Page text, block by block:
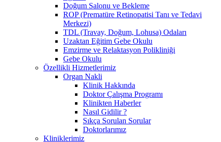
Doğum Salonu ve Bekleme
ROP (Prematüre Retinopatisi Tanı ve Tedavi
Merkezi)
TDL (Travay, Doğum, Lohusa) Odaları
Uzaktan Eğitim Gebe Okulu
Emzirme ve Relaktasyon Polikliniği
Gebe Okulu
Özellikli Hizmetlerimiz
Organ Nakli
Klinik Hakkında
Doktor Çalışma Programı
Klinikten Haberler
Nasıl Gidilir ?
Sıkça Sorulan Sorular
Doktorlarımız
Kliniklerimiz